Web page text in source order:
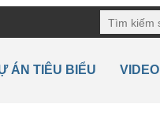
ÁN TIÊU BIỂU VIDEO